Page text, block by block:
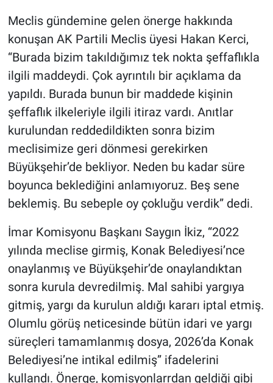
Meclis gündemine gelen önerge hakkında
konuşan AK Partili Meclis üyesi Hakan Kerci,
“Burada bizim takıldığımız tek nokta şeffaflıkla
ilgili maddeydi. Çok ayrıntılı bir açıklama da
yapıldı. Burada bunun bir maddede kişinin
şeffaflık ilkeleriyle ilgili itiraz vardı. Anıtlar
kurulundan reddedildikten sonra bizim
meclisimize geri dönmesi gerekirken
Büyükşehir’de bekliyor. Neden bu kadar süre
boyunca beklediğini anlamıyoruz. Beş sene
beklemiş. Bu sebeple oy çokluğu verdik” dedi.
İmar Komisyonu Başkanı Saygın İkiz, “2022
yılında meclise girmiş, Konak Belediyesi’nce
onaylanmış ve Büyükşehir’de onaylandıktan
sonra kurula devredilmiş. Mal sahibi yargıya
gitmiş, yargı da kurulun aldığı kararı iptal etmiş.
Olumlu görüş neticesinde bütün idari ve yargı
süreçleri tamamlanmış dosya, 2026’da Konak
Belediyesi’ne intikal edilmiş” ifadelerini
kullandı. Önerge, komisyonlarrdan geldiği gibi